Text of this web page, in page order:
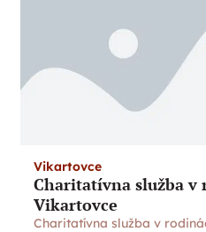
Vikartovce
Charitatívna služba v
Vikartovce
Charitatívna služba v